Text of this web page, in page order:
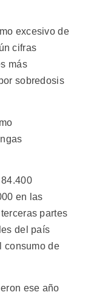
excesivo de
cifras
más
sobredosis
en las
partes
del país
consumo de
ese año